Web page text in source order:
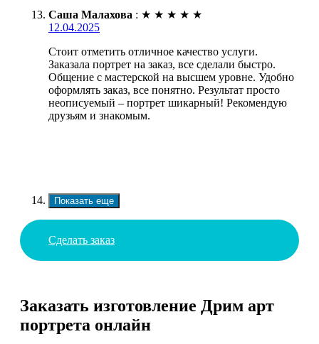
Саша Малахова : ★ ★ ★ ★ ★
12.04.2025
Стоит отметить отличное качество услуги.
Заказала портрет на заказ, все сделали быстро.
Общение с мастерской на высшем уровне. Удобно
оформлять заказ, все понятно. Результат просто
неописуемый – портрет шикарный! Рекомендую
друзьям и знакомым.
Показать еще
Сделать заказ
Заказать изготовление Дрим арт
портрета онлайн